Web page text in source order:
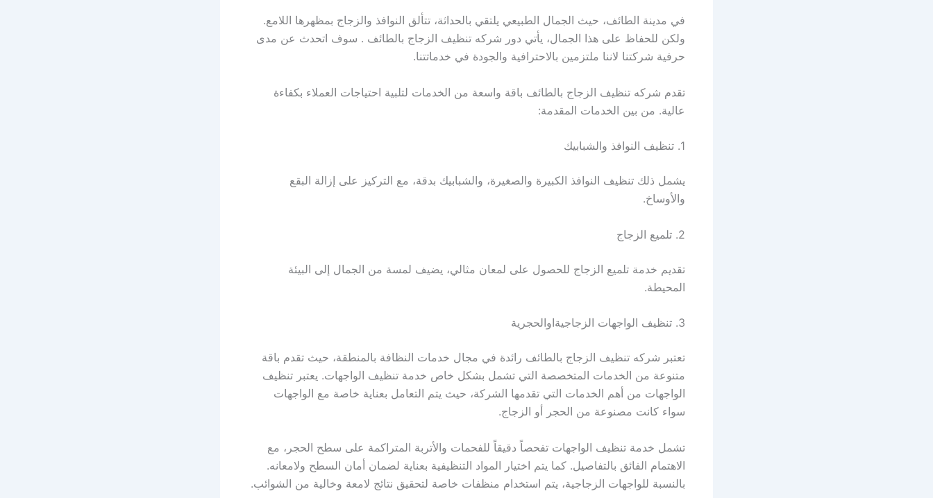
في مدينة الطائف، حيث الجمال الطبيعي يلتقي بالحداثة، تتألق النوافذ والزجاج بمظهرها اللامع.
ولكن للحفاظ على هذا الجمال، يأتي دور شركه تنظيف الزجاج بالطائف . سوف اتحدث عن مدى
حرفية شركتنا لاننا ملتزمين بالاحترافية والجودة في خدماتتنا.
تقدم شركه تنظيف الزجاج بالطائف باقة واسعة من الخدمات لتلبية احتياجات العملاء بكفاءة
عالية. من بين الخدمات المقدمة:
1. تنظيف النوافذ والشبابيك
يشمل ذلك تنظيف النوافذ الكبيرة والصغيرة، والشبابيك بدقة، مع التركيز على إزالة البقع
والأوساخ.
2. تلميع الزجاج
تقديم خدمة تلميع الزجاج للحصول على لمعان مثالي، يضيف لمسة من الجمال إلى البيئة
المحيطة.
3. تنظيف الواجهات الزجاجيةاوالحجرية
تعتبر شركه تنظيف الزجاج بالطائف رائدة في مجال خدمات النظافة بالمنطقة، حيث تقدم باقة
متنوعة من الخدمات المتخصصة التي تشمل بشكل خاص خدمة تنظيف الواجهات. يعتبر تنظيف
الواجهات من أهم الخدمات التي تقدمها الشركة، حيث يتم التعامل بعناية خاصة مع الواجهات
سواء كانت مصنوعة من الحجر أو الزجاج.
تشمل خدمة تنظيف الواجهات تفحصاً دقيقاً للفحمات والأتربة المتراكمة على سطح الحجر، مع
الاهتمام الفائق بالتفاصيل. كما يتم اختيار المواد التنظيفية بعناية لضمان أمان السطح ولامعانه.
بالنسبة للواجهات الزجاجية، يتم استخدام منظفات خاصة لتحقيق نتائج لامعة وخالية من الشوائب.